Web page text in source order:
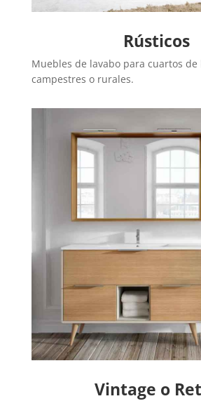
Rústicos
Muebles de lavabo para cuartos
campestres o rurales.
Vintage o